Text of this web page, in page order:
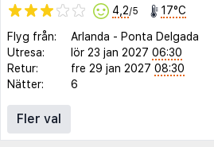
4,2/5 17°C
Flyg från: Arlanda - Ponta Delgada
Utresa:
lör 23 jan 2027 06:30
Retur:
fre 29 jan 2027 08:30
Nätter:
6
Fler val